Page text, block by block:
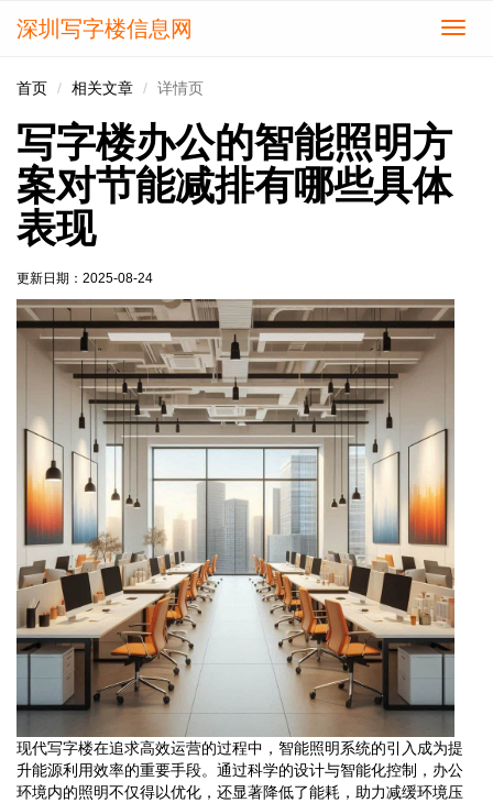
切
深圳写字楼信息网
首页 相关文章 详情页
写字楼办公的智能照明方
案对节能减排有哪些具体
表现
更新日期： 2025-08-24
现代写字楼在追求高效运营的过程中，智能照明系统的引入成为提
升能源利用效率的重要手段。通过科学的设计与智能化控制，办公
环境内的照明不仅得以优化，还显著降低了能耗，助力减缓环境压